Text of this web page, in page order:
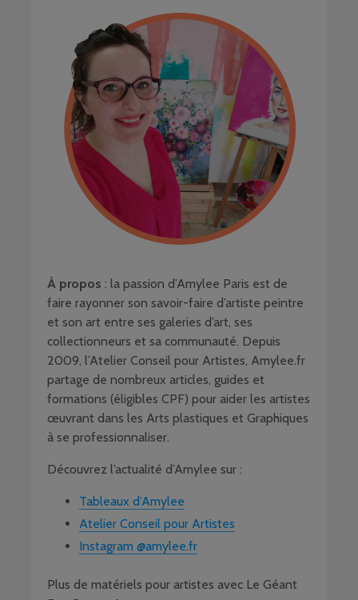
À propos : la passion d’Amylee Paris est de
faire rayonner son savoir-faire d’artiste peintre
et son art entre ses galeries d’art, ses
collectionneurs et sa communauté. Depuis
2009, l’Atelier Conseil pour Artistes, Amylee.fr
partage de nombreux articles, guides et
formations (éligibles CPF) pour aider les artistes
œuvrant dans les Arts plastiques et Graphiques
à se professionnaliser.
Découvrez l’actualité d’Amylee sur :
Tableaux d’Amylee
Atelier Conseil pour Artistes
Instagram @amylee.fr
Plus de matériels pour artistes avec Le Géant